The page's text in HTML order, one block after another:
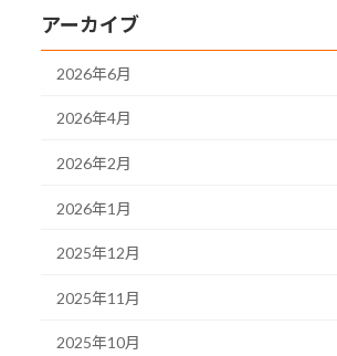
アーカイブ
2026年6月
2026年4月
2026年2月
2026年1月
2025年12月
2025年11月
2025年10月